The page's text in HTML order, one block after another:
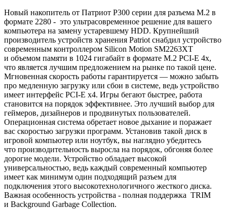
Новый накопитель от Патриот Р300 серии для разъема M.2 в
формате 2280 - это ультрасовременное решение для вашего
компьютера на замену устаревшему HDD. Крупнейший
производитель устройств хранения Patriot снабдил устройство
современным контроллером Silicon Motion SM2263XT
и объемом памяти в 1024 гигабайт в формате M.2 PCI-E 4x,
что является лучшим предложением на рынке по такой цене.
Мгновенная скорость работы гарантируется — можно забыть
про медленную загрузку или сбои в системе, ведь устройство
имеет интерфейс PCI-E x4. Игры бегают быстрее, работа
становится на порядок эффективнее. Это лучший выбор для
геймеров, дизайнеров и продвинутых пользователей.
Операционная система обретает новое дыхание и поражает
вас скоростью загрузки программ. Установив такой диск в
игровой компьютер или ноутбук, вы наглядно убедитесь
что производительность выросла на порядок, обгоняя более
дорогие модели. Устройство обладает высокой
универсальностью, ведь каждый современный компьютер
имеет как минимум один подходящий разъем для
подключения этого высокотехнологичного жесткого диска.
Важная особенность устройства - полная поддержка TRIM
и Background Garbage Collection.